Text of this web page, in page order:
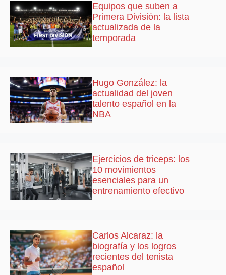
Equipos que suben a
Primera División: la lista
actualizada de la
temporada
Hugo González: la
actualidad del joven
talento español en la
NBA
Ejercicios de triceps: los
10 movimientos
esenciales para un
entrenamiento efectivo
Carlos Alcaraz: la
biografía y los logros
recientes del tenista
español